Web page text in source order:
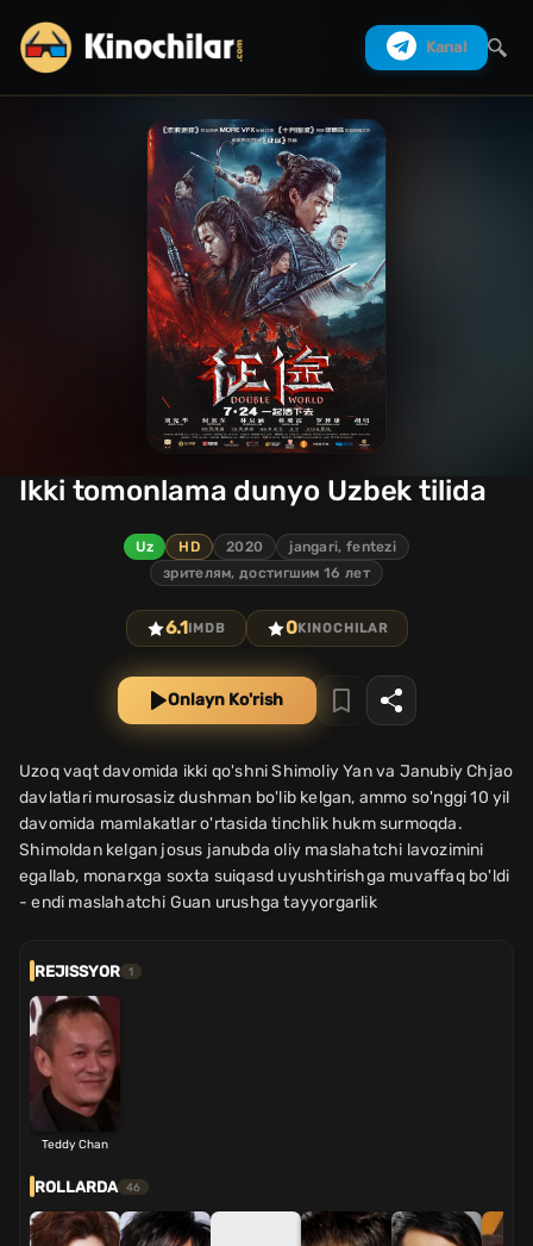
Kanal
Ikki tomonlama dunyo Uzbek tilida
Uz HD 2020
jangari, fentezi
зрителям, достигшим 16 лет
6.1 IMDB 0KINOCHILAR
Onlayn Ko'rish
Uzoq vaqt davomida ikki qo'shni Shimoliy Yan va Janubiy Chjao
davlatlari murosasiz dushman bo'lib kelgan, ammo so'nggi 10 yil
davomida mamlakatlar o'rtasida tinchlik hukm surmoqda.
Shimoldan kelgan josus janubda oliy maslahatchi lavozimini
egallab, monarxga soxta suiqasd uyushtirishga muvaffaq bo'ldi
- endi maslahatchi Guan urushga tayyorgarlik
REJISSYOR 1
Teddy Chan
ROLLARDA 46